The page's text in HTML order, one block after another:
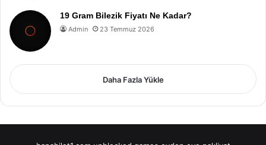
19 Gram Bilezik Fiyatı Ne Kadar?
Admin 23 Temmuz 2026
Daha Fazla Yükle